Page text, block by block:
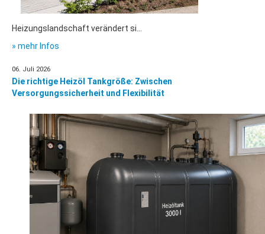
Heizungslandschaft verändert si...
» mehr Infos
06. Juli 2026
Die richtige Heizöl Tankgröße: Zwischen
Versorgungssicherheit und Flexibilität